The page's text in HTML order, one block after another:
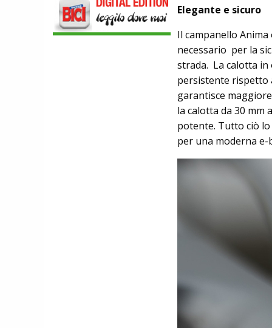
AL MANUBRIO LEGGERA ED
ECONOMICA
ABBIGLIAMENTO
Elegante e sicuro
Il campanello
necessario per la
strada. La calotta
persistente rispetto
garantisce
la calotta da 30 mm
potente. Tutto ciò lo
per una moderna e-